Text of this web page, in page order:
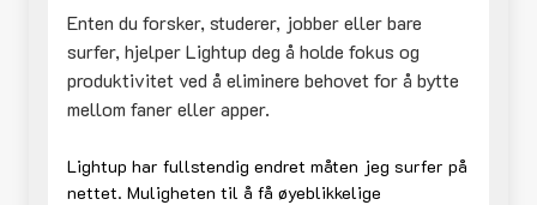
Enten du forsker, studerer, jobber eller bare
surfer, hjelper Lightup deg å holde fokus og
produktivitet ved å eliminere behovet for å bytte
mellom faner eller apper.
Lightup har fullstendig endret måten jeg surfer på
nettet. Muligheten til å få øyeblikkelige